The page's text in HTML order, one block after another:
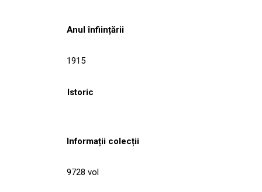
Anul înființării
1915
Istoric
Informații colecții
9728 vol